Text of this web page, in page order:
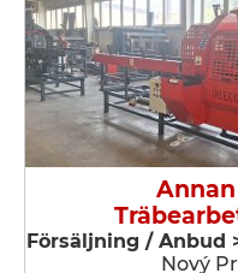
Försäljning / Anbud
Nový